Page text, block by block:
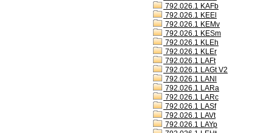
792.026.1 KAFb
792.026.1 KEEl
792.026.1 KEMv
792.026.1 KESm
792.026.1 KLEh
792.026.1 KLEr
792.026.1 LAFt
792.026.1 LAGt V2
792.026.1 LANl
792.026.1 LARa
792.026.1 LARc
792.026.1 LASf
792.026.1 LAVt
792.026.1 LAYp